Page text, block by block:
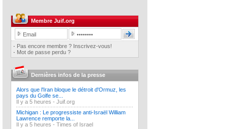
Membre Juif.org
· Pas encore membre ? Inscrivez-vous!
· Mot de passe perdu ?
Dernières infos de la presse
Alors que l'Iran bloque le détroit d'Ormuz, les
pays du Golfe se...
Il y a 5 heures - Juif.org
Michigan : Le progressiste anti-Israël William
Lawrence remporte la...
Il y a 5 heures - Times of Israel